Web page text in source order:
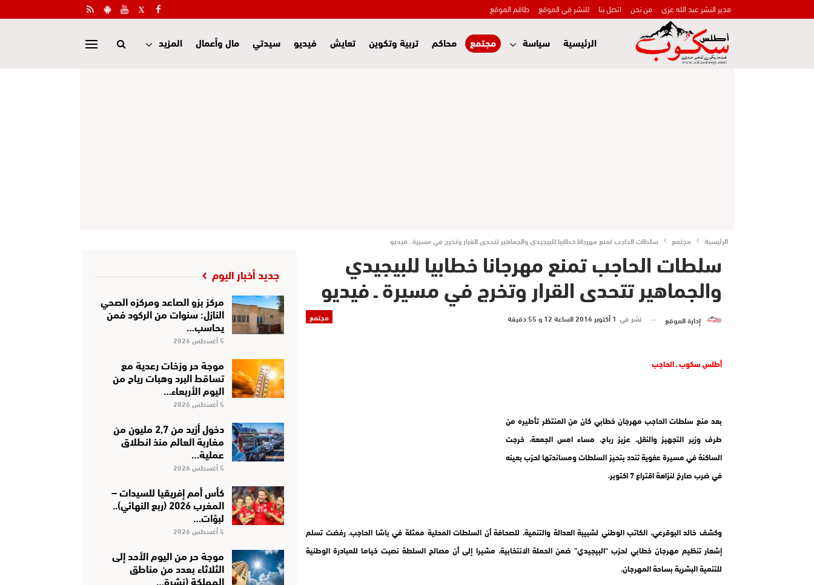
مدير النشر عبد الله عزي من نحن اتصل بنا للنشر في الموقع طاقم الموقع
الرئيسية سياسة مجتمع محاكم تربية وتكوين تعايش فيديو سيدتي مال وأعمال المزيد
الرئيسية مجتمع سلطات الحاجب تمنع مهرجانا خطابيا للبيجيدي والجماهير تتحدى القرار وتخرج في مسيرة ـ فيديو
سلطات الحاجب تمنع مهرجانا خطابيا للبيجيدي
والجماهير تتحدى القرار وتخرج في مسيرة ـ فيديو
مجتمع إدارة الموقع نشر في 1 أكتوبر 2016 الساعة 12 و 55 دقيقة
أطلس سكوب ـ الحاجب
بعد منع سلطات الحاجب مهرجان خطابي كان من المنتظر تأطيره من
طرف وزير التجهيز والنقل، عزيز رباح، مساء امس الجمعة، خرجت
الساكنة في مسيرة عفوية تندد بتحيز السلطات ومساندتها لحزب بعينه
في ضرب صارخ لنزاهة اقتراع 7 اكتوبر.
وكشف خالد البوقرعي، الكاتب الوطني لشبيبة العدالة والتنمية، للصحافة أن السلطات المحلية ممثلة في باشا الحاجب، رفضت تسلم
إشعار تنظيم مهرجان خطابي لحزب “البيجيدي” ضمن الحملة الانتخابية، مشيرا إلى أن مصالح السلطة نصبت خياما للمبادرة الوطنية
للتنمية البشرية بساحة المهرجان.
جديد أخبار اليوم
مركز بزو الصاعد ومركزه الصحي
النازل: سنوات من الركود فمن
يحاسب…
5 أغسطس 2026
موجة حر وزخات رعدية مع
تساقط البرد وهبات رياح من
اليوم الأربعاء…
5 أغسطس 2026
دخول أزيد من 2,7 مليون من
مغاربة العالم منذ انطلاق
عملية…
5 أغسطس 2026
كأس أمم إفريقيا للسيدات –
المغرب 2026 (ربع النهائي)..
لبؤات…
5 أغسطس 2026
موجة حر من اليوم الأحد إلى
الثلاثاء بعدد من مناطق
المملكة (نشرة…